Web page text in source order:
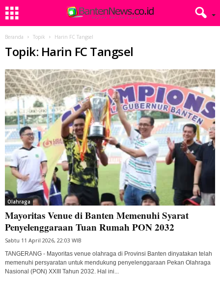
Beranda Topik Harin FC Tangsel
Topik: Harin FC Tangsel
Olahraga
Mayoritas Venue di Banten Memenuhi Syarat
Penyelenggaraan Tuan Rumah PON 2032
Sabtu 11 April 2026, 22:03 WIB
TANGERANG - Mayoritas venue olahraga di Provinsi Banten dinyatakan telah
memenuhi persyaratan untuk mendukung penyelenggaraan Pekan Olahraga
Nasional (PON) XXIII Tahun 2032. Hal ini...